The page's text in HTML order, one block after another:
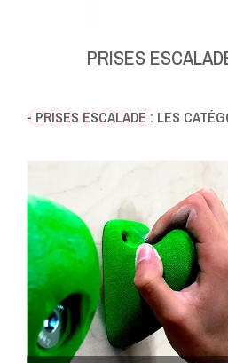
PRISES
- PRISES ESCALADE : LES
OSM'OSE